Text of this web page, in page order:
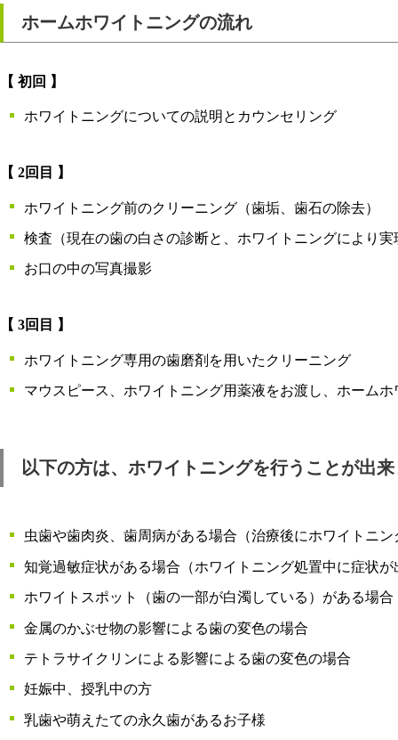
ホームホワイトニングの流れ
【 初回 】
ホワイトニングについての説明とカウンセリング
【 2回目 】
ホワイトニング前のクリーニング（歯垢、歯石の除去）
検査（現在の歯の白さの診断と、ホワイトニングにより
お口の中の写真撮影
【 3回目 】
ホワイトニング専用の歯磨剤を用いたクリーニング
マウスピース、ホワイトニング用薬液をお渡し、ホーム
以下の方は、ホワイトニングを行うことが出
虫歯や歯肉炎、歯周病がある場合（治療後にホワイトニ
知覚過敏症状がある場合（ホワイトニング処置中に症状
ホワイトスポット（歯の一部が白濁している）がある場合
金属のかぶせ物の影響による歯の変色の場合
テトラサイクリンによる影響による歯の変色の場合
妊娠中、授乳中の方
乳歯や萌えたての永久歯があるお子様